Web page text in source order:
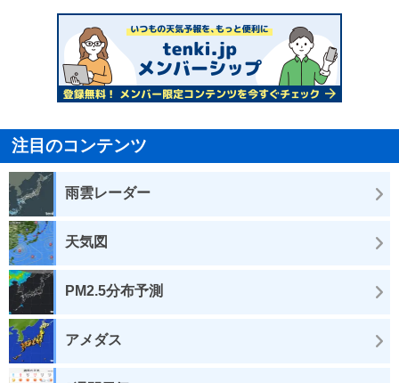
注目のコンテンツ
雨雲レーダー
天気図
PM2.5分布予測
アメダス